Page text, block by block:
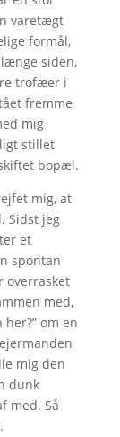
varetægt
formål,
siden,
trofæer i
fremme
mig
stillet
bopæl.
mig, at
Sidst jeg
et
spontan
overrasket
med,
om en
mig den
dunk
med. Så